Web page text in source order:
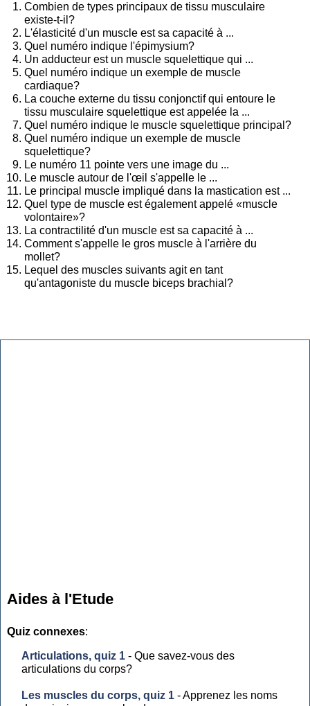
Combien de types principaux de tissu musculaire
existe-t-il?
L'élasticité d'un muscle est sa capacité à ...
Quel numéro indique l'épimysium?
Un adducteur est un muscle squelettique qui ...
Quel numéro indique un exemple de muscle
cardiaque?
La couche externe du tissu conjonctif qui entoure le
tissu musculaire squelettique est appelée la ...
Quel numéro indique le muscle squelettique principal?
Quel numéro indique un exemple de muscle
squelettique?
Le numéro 11 pointe vers une image du ...
Le muscle autour de l'œil s'appelle le ...
Le principal muscle impliqué dans la mastication est ...
Quel type de muscle est également appelé «muscle
volontaire»?
La contractilité d'un muscle est sa capacité à ...
Comment s'appelle le gros muscle à l'arrière du
mollet?
Lequel des muscles suivants agit en tant
qu'antagoniste du muscle biceps brachial?
Aides à l'Etude
Quiz connexes:
Articulations, quiz 1- Que savez-vous des
articulations du corps?
Les muscles du corps, quiz 1 - Apprenez les noms